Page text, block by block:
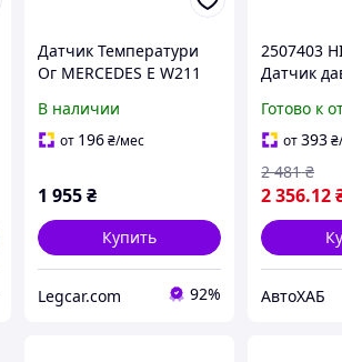
Датчик Температури
Ог MERCEDES E W211
2005-,SMART FORTWO
0.8CDI 2007-/С
EGTME016
В наличии
от 196₴/мес
1 955₴
Купить
Legcar.com 92%
2507403
Датчик
03-
Готово к
от393₴
2 356.12
2 481 ₴
АвтоХАБ